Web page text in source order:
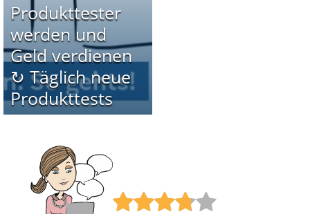
Produkttester
werden und
Geld verdienen
↻ Täglich neue
Produkttests